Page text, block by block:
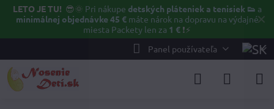
✕
LETO JE TU! 😎🌞 Pri nákupe detských pláteniek a tenisiek 👟 a
minimálnej objednávke 45 €máte nárok na dopravu na výdajné
miesta Packety len za 1 € ❗⚡️
Panel používateľa